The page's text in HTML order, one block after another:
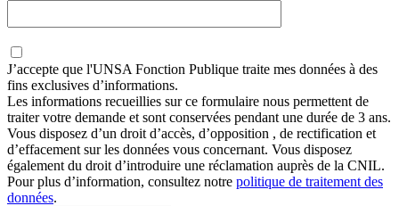
J’accepte que l'UNSA Fonction Publique traite mes données à des
fins exclusives d’informations.
Les informations recueillies sur ce formulaire nous permettent de
traiter votre demande et sont conservées pendant une durée de 3 ans.
Vous disposez d’un droit d’accès, d’opposition , de rectification et
d’effacement sur les données vous concernant. Vous disposez
également du droit d’introduire une réclamation auprès de la CNIL.
Pour plus d’information, consultez notre politique de traitement des
données.